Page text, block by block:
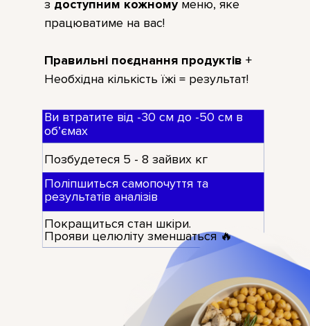
Ви втратите від -30 см до -50 см в
обʼємах
Позбудетеся 5 - 8 зайвих кг
Поліпшиться самопочуття та
результатів аналізів
Покращиться стан шкіри.
Прояви целюліту зменшаться 🔥
з доступним кожномуменю, яке
працюватиме на вас!
Правильні поєднання продуктів +
Необхідна кількість їжі = результат!